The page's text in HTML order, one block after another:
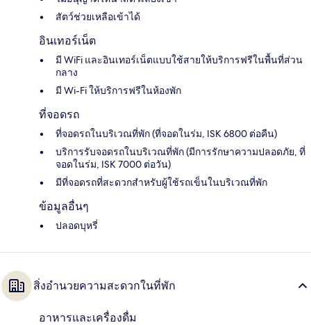
สัตว์ช่วยเหลือเข้าได้
อินเทอร์เน็ต
มี WiFi และอินเทอร์เน็ตแบบใช้สายให้บริการฟรีในพื้นที่ส่วน
กลาง
มี Wi-Fi ให้บริการฟรีในห้องพัก
ที่จอดรถ
ที่จอดรถในบริเวณที่พัก (ที่จอดในร่ม, ISK 6800 ต่อคืน)
บริการรับจอดรถในบริเวณที่พัก (มีการรักษาความปลอดภัย, ที่
จอดในร่ม, ISK 7000 ต่อวัน)
มีที่จอดรถที่สะดวกสำหรับผู้ใช้รถเข็นในบริเวณที่พัก
ข้อมูลอื่นๆ
ปลอดบุหรี่
สิ่งอำนวยความสะดวกในที่พัก
อาหารและเครื่องดื่ม